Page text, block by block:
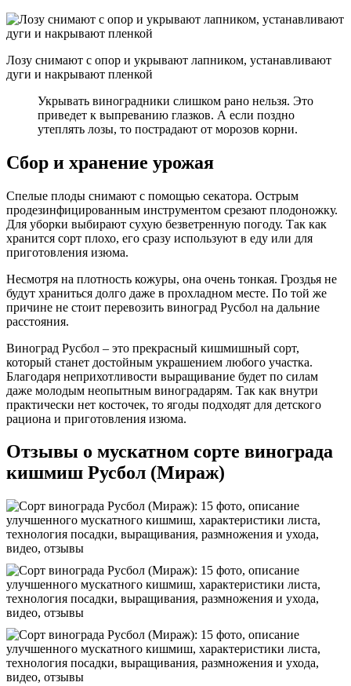
Лозу снимают с опор и укрывают лапником, устанавливают
дуги и накрывают пленкой
Укрывать виноградники слишком рано нельзя. Это
приведет к выпреванию глазков. А если поздно
утеплять лозы, то пострадают от морозов корни.
Сбор и хранение урожая
Спелые плоды снимают с помощью секатора. Острым
продезинфицированным инструментом срезают плодоножку.
Для уборки выбирают сухую безветренную погоду. Так как
хранится сорт плохо, его сразу используют в еду или для
приготовления изюма.
Несмотря на плотность кожуры, она очень тонкая. Гроздья не
будут храниться долго даже в прохладном месте. По той же
причине не стоит перевозить виноград Русбол на дальние
расстояния.
Виноград Русбол – это прекрасный кишмишный сорт,
который станет достойным украшением любого участка.
Благодаря неприхотливости выращивание будет по силам
даже молодым неопытным виноградарям. Так как внутри
практически нет косточек, то ягоды подходят для детского
рациона и приготовления изюма.
Отзывы о мускатном сорте винограда
кишмиш Русбол (Мираж)